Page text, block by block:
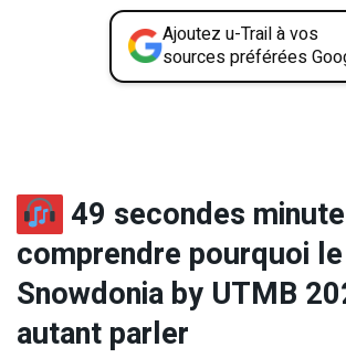
Ajoutez u-Trail à vos
sources préférées
49 secondes
comprendre pourquoi le
Snowdonia by UTMB
autant parler